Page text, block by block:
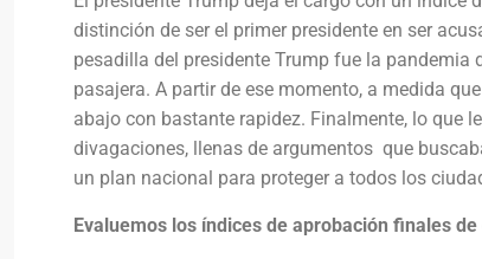
distinción de ser el primer presidente en ser
pesadilla del presidente Trump fue la
pasajera. A partir de ese momento, a medida
abajo con bastante rapidez. Finalmente, lo que
divagaciones, llenas de argumentos que
un plan nacional para proteger a todos los
Evaluemos los índices de aprobación finales